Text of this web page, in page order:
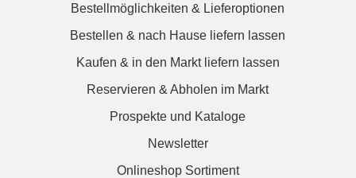
Bestellmöglichkeiten & Lieferoptionen
Bestellen & nach Hause liefern lassen
Kaufen & in den Markt liefern lassen
Reservieren & Abholen im Markt
Prospekte und Kataloge
Newsletter
Onlineshop Sortiment